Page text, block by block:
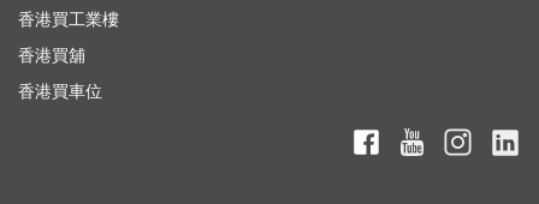
香港買工業樓
香港買舖
香港買車位